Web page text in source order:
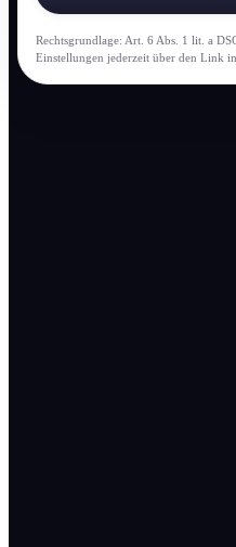
Rechtsgrundlage: Art. 6 Abs. 1 lit. a
Einstellung­en jederzeit über den Link